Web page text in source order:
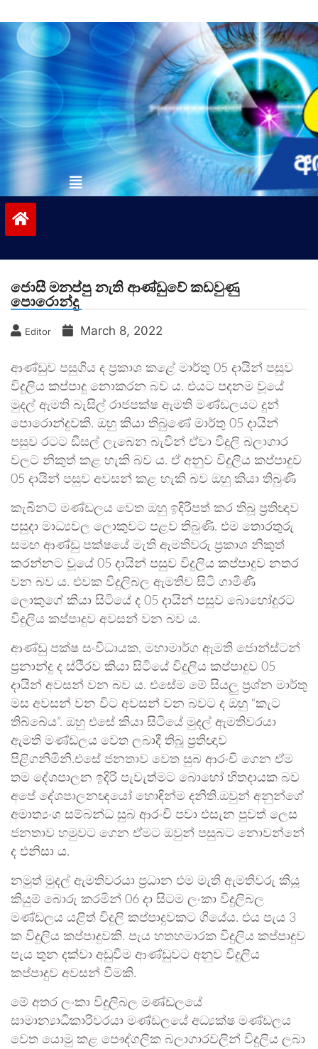
to
contentvinivida.lk
ජොසී මනප්පු නැති ආණ්ඩුවේ කඩවුණු
පොරොන්දු
Editor March 8, 2022
ආණ්ඩුව පසුගිය ද ප්‍රකාශ කළේ මාර්තු 05 දායින් පසුව
විදුලිය කප්පාදු නොකරන බව ය. එයට පදනම වූයේ
මුදල් ඇමති බැසිල් රාජපක්ෂ ඇමති මණ්ඩලයට දුන්
පොරොන්දුවකි. ඔහු කියා තිබුණේ මාර්තු 05 දායින්
පසුව රටට ඩීසල් ලැබෙන බැවින් ඒවා විදුලි බලාගාර
වලට නිකුත් කළ හැකි බව ය. ඒ අනුව විදුලිය කප්පාදුව
05 දායින් පසුව අවසන් කළ හැකි බව ඔහු කියා තිබුණි
කැබිනට් මණ්ඩලය වෙත ඔහු ඉදිරිපත් කර තිබූ ප්‍රතිඥාව
පසුදා මාධ්‍යවල ලොකුවට පළව තිබුණි. එම තොරතුරු
සමඟ ආණ්ඩු පක්ෂයේ මැති ඇමතිවරු ප්‍රකාශ නිකුත්
කරන්නට වූයේ 05 දායින් පසුව විදුලිය කප්පාදුව නතර
වන බව ය. එවක විදුලිබල ඇමතිව සිටි ගාමිණි
ලොකුගේ කියා සිටියේ ද 05 දායින් පසුව බොහෝදුරට
විදුලිය කප්පාදුව අවසන් වන බව ය.
ආණ්ඩු පක්ෂ සංවිධායක, මහාමාර්ග ඇමති ජොන්ස්ටන්
ප්‍රනාන්දු ද ස්ථිරව කියා සිටියේ විදුලිය කප්පාදුව 05
දායින් අවසන් වන බව ය. එසේම මේ සියලු ප්‍රශ්න මාර්තු
මස අවසන් වන විට අවසන් වන බවට ද ඔහු “කැට
තිබ්බේය”. ඔහු එසේ කියා සිටියේ මුදල් ඇමතිවරයා
ඇමති මණ්ඩලය වෙත ලබාදී තිබූ ප්‍රතිඥාව
පිළිගනිමිනි.එසේ ජනතාව වෙත සුබ ආරංචි ගෙන ඒම
තම දේශපාලන ඉදිරි පැවැත්මට බොහෝ හිතදායක බව
අපේ දේශපාලනඥයෝ හොඳින්ම දනිති.ඔවුන් අනුන්ගේ
අමාත්‍යංශ සම්බන්ධ සුබ ආරංචි පවා එසැන පුවත් ලෙස
ජනතාව හමුවට ගෙන ඒමට ඔවුන් පසුබට නොවන්නේ
ද එනිසා ය.
නමුත් මුදල් ඇමතිවරයා ප්‍රධාන එම මැති ඇමතිවරු කියූ
කියුම් බොරු කරමින් 06 දා සිටම ලංකා විදුලිබල
මණ්ඩලය යළිත් විදුලි කප්පාදුවකට ගියේය. එය පැය 3
ක විදුලිය කප්පාදුවකි. පැය හතහමාරක විදුලිය කප්පාදුව
පැය තුන දක්වා අඩුවීම ආණ්ඩුවට අනුව විදුලිය
කප්පාදුව අවසන් වීමකි.
මේ අතර ලංකා විදුලිබල මණ්ඩලයේ
සාමාන්‍යාධිකාරිවරයා මණ්ඩලයේ අධ්‍යක්ෂ මණ්ඩලය
වෙත යොමු කළ පෞද්ගලික බලාගාරවලින් විදුලිය ලබා